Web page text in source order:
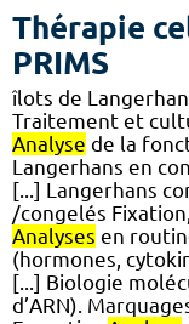
Thérapie
PRIMS
îlots de
Traitement et
Analyse de la
Langerhans en
[...] Langerhans
/congelés
Analyses en
(hormones,
[...] Biologie
d’ARN).